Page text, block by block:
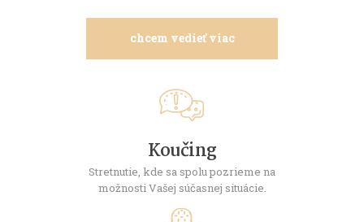
chcem vedieť viac
Koučing
Stretnutie, kde sa spolu pozrieme na
možnosti Vašej súčasnej situácie.